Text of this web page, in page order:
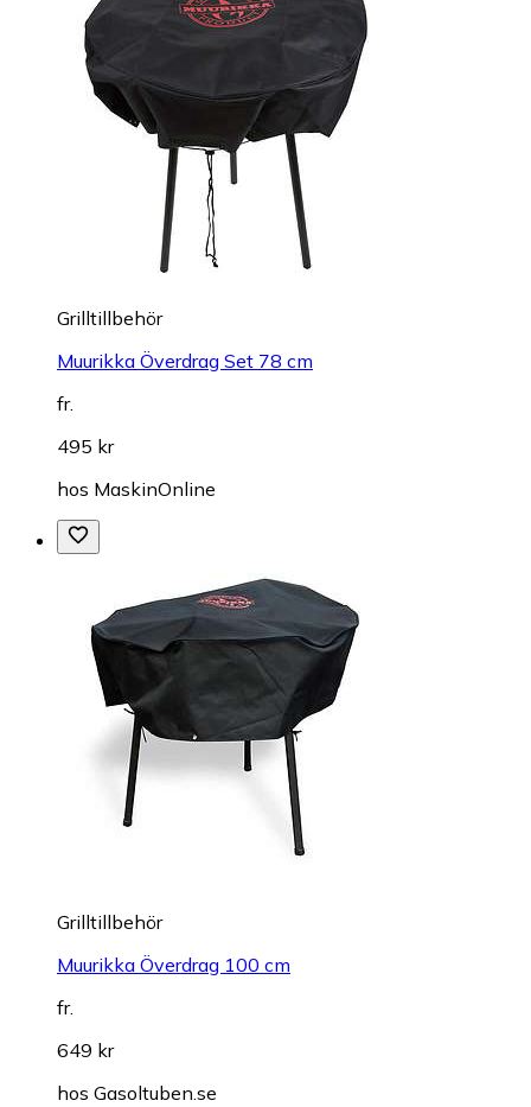
Grilltillbehör
Muurikka Överdrag Set 78 cm
fr.
495 kr
hos MaskinOnline
Grilltillbehör
Muurikka Överdrag 100 cm
fr.
649 kr
hos Gasoltuben.se